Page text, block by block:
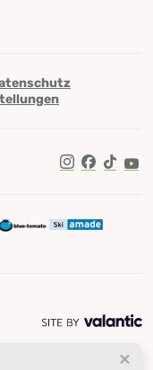
TikTok